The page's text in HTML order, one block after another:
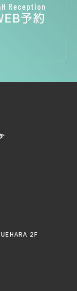
Reception
予約
2F